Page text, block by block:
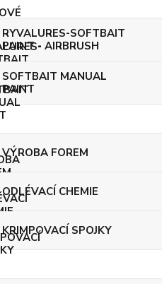
RYVALURES-SOFTBAIT
PAINT - AIRBRUSH
SOFTBAIT MANUAL
PAINT
VÝROBA FOREM
ODLÉVACÍ CHEMIE
KRIMPOVACÍ SPOJKY